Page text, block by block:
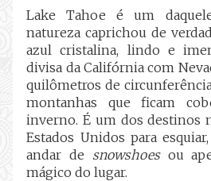
Lake Tahoe é um
natureza caprichou de
azul cristalina, lindo e
divisa da Califórnia com
quilômetros de
montanhas que ficam
inverno. É um dos destinos
Estados Unidos para
andar de snowshoesou
mágico do lugar.